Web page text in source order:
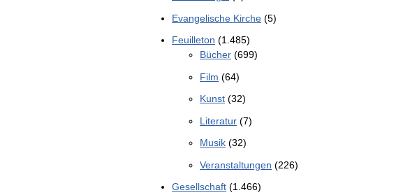
Evangelische Kirche (5)
Feuilleton (1.485)
Bücher (699)
Film (64)
Kunst (32)
Literatur (7)
Musik (32)
Veranstaltungen (226)
Gesellschaft (1.466)